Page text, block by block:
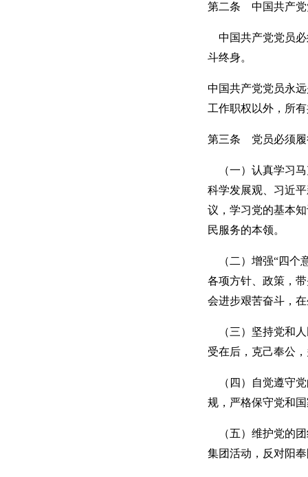
第二条 中国共产党
中国共产党党员必
斗终身。
中国共产党党员永
工作职权以外，所
第三条 党员必须履
（一）认真学习马
科学发展观、习近
议，学习党的基本
民服务的本领。
（二）增强“四个
各项方针、政策，
会进步艰苦奋斗，
（三）坚持党和人
受在后，克己奉公
（四）自觉遵守党
规，严格保守党和
（五）维护党的团
集团活动，反对阳